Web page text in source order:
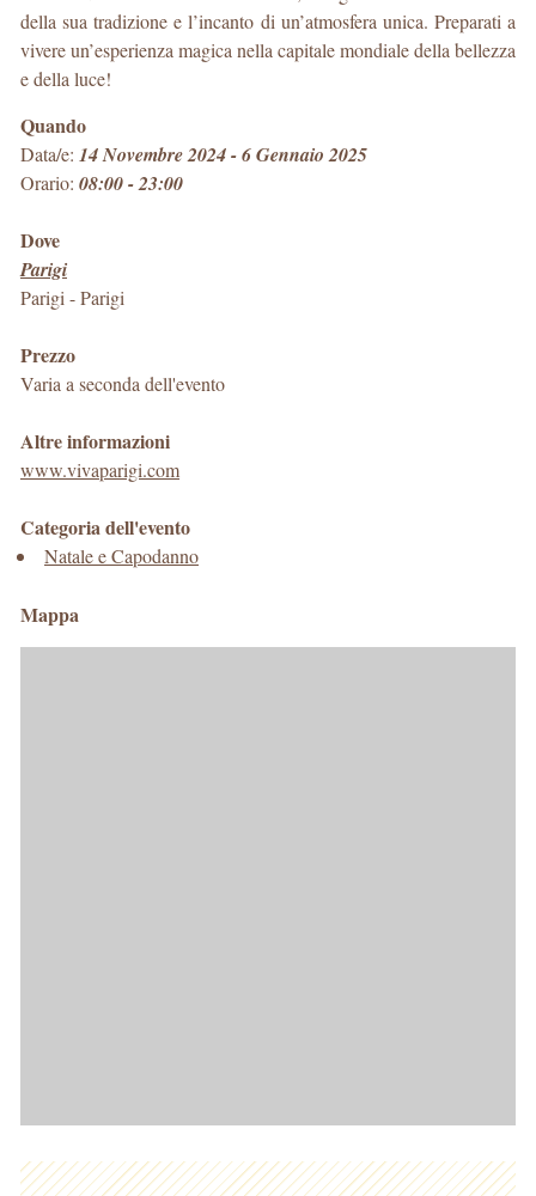
della sua tradizione e l’incanto di un’atmosfera unica. Preparati a
vivere un’esperienza magica nella capitale mondiale della bellezza
e della luce!
Quando
Data/e: 14 Novembre 2024 - 6 Gennaio 2025
Orario: 08:00 - 23:00
Dove
Parigi
Parigi -Parigi
Prezzo
Varia a seconda dell'evento
Altre informazioni
www.vivaparigi.com
Categoria dell'evento
Natale e Capodanno
Mappa